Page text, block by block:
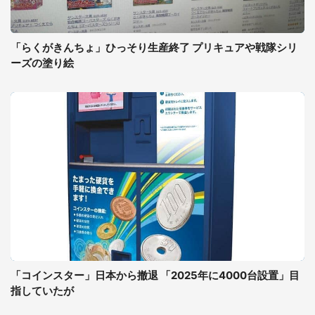
「らくがきんちょ」ひっそり生産終了 プリキュアや戦隊シリ
ーズの塗り絵
「コインスター」日本から撤退 「2025年に4000台設置」目
指していたが